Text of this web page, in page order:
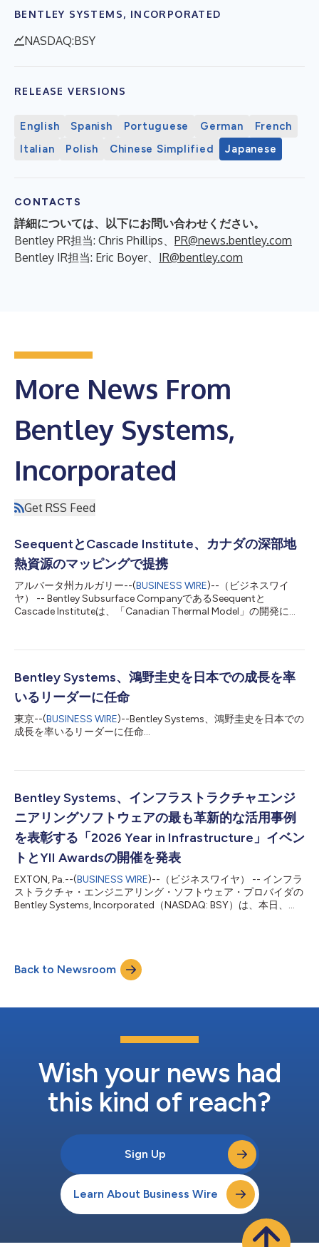
BENTLEY SYSTEMS, INCORPORATED
NASDAQ:BSY
RELEASE VERSIONS
English Spanish Portuguese German
French
Italian
Polish Chinese Simplified Japanese
CONTACTS
詳細については、以下にお問い合わせください。
Bentley PR担当: Chris Phillips、 PR@news.bentley.com
Bentley IR担当: Eric Boyer、 IR@bentley.com
More News From
Bentley Systems,
Incorporated
Get RSS Feed
SeequentとCascade Institute、カナダの深部地
熱資源のマッピングで提携
アルバータ州カルガリー--(BUSINESS WIRE)--（ビジネスワイ
ヤ） -- Bentley Subsurface CompanyであるSeequentと
Cascade Instituteは、「Canadian Thermal Model」の開発に向
発を加速します。この発表は、6月8日から11日までカルガリーで
Geothermal Congress）」の開幕初日に行われました。 信頼性
が高く、常時利用可能なクリーン電源として地熱エネルギーへの
投資が世界的に急増する中、Canadian Thermal Modelは、新た
な機械学習手法を用いて地下深部の熱資源を全国規模で包括的に
可視化し、地下データの対象範囲が限られているという、この分
野の長年の課題に対応します。Seequentは、地下構造の研究を
Bentley Systems、鴻野圭史を日本での成長を率
いるリーダーに任命
東京--(BUSINESS WIRE)--Bentley Systems、鴻野圭史を日本での
成長を率いるリーダーに任命...
Bentley Systems、インフラストラクチャエンジ
ニアリングソフトウェアの最も革新的な活用事例
を表彰する「2026 Year in Infrastructure」イベン
トとYII Awardsの開催を発表
EXTON, Pa.--(BUSINESS WIRE)--（ビジネスワイヤ） -- インフラ
ストラクチャ・エンジニアリング・ソフトウェア・プロバイダの
Bentley Systems, Incorporated（NASDAQ: BSY）は、本日、
において実現されたデジタルイノベーションを表彰するもので
す。 応募の受付は、5月3日午後11時59分（米国東部夏時間）ま
でです。 「元々、BentleyのAwardsは 3D技術を用いて効率を高
Corporationの創業者、社長兼プリンシパルアナリストのMonica
のライフサイクル全体を通じて価値を創出するために、大規模プ
ロジェクトがどのように豊富なデータ資産を構築・活用している
Back to Newsroom
Wish your news had
this kind of reach?
Sign Up
Learn About Business Wire